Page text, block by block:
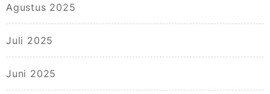
Agustus 2025
Juli 2025
Juni 2025